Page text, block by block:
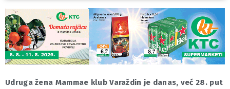
Udruga žena Mammae klub Varaždin je danas, već 28. put